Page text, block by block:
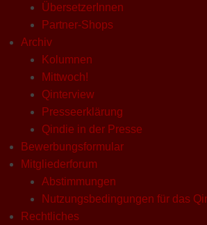
ÜbersetzerInnen
Partner-Shops
Archiv
Kolumnen
Mittwoch!
Qinterview
Presseerklärung
Qindie in der Presse
Bewerbungsformular
Mitgliederforum
Abstimmungen
Nutzungsbedingungen für das
Rechtliches